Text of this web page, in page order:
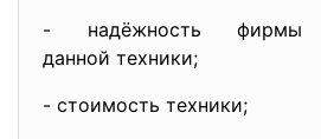
- надёжность
данной техники;
- стоимость техники;